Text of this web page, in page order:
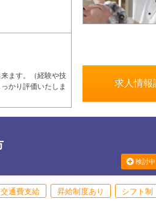
ます。（経験や技
かり評価いたしま
求人情報
検討
交通費支給 昇給制度あり
シフト制